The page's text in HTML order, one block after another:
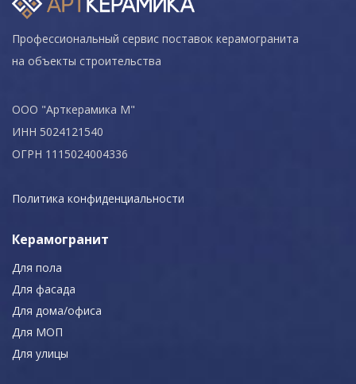
Профессиональный сервис поставок керамогранита
на объекты строительства
ООО "Арткерамика М"
ИНН 5024121540
ОГРН 1115024004336
Политика конфиденциальности
Керамогранит
Для пола
Для фасада
Для дома/офиса
Для МОП
Для улицы